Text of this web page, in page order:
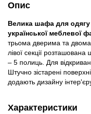
Опис
Велика шафа для одягу
української меблевої
трьома дверима та
лівої секції розташована
– 5 полиць. Для
Штучно зістарені
додають дизайну
Характеристики